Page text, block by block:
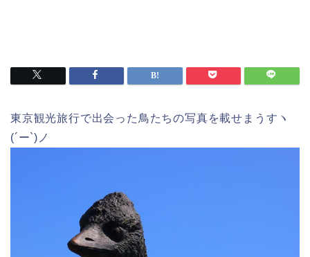
東京観光旅行で出会った鳥たちの写真を載せまうすヽ
(´ー`)ノ